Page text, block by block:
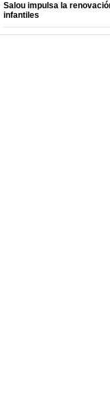
Salou impulsa la
infantiles